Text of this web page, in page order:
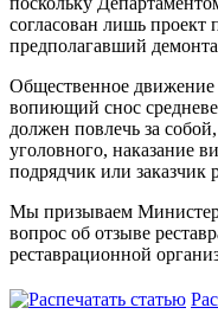
согласован лишь проект
предполагавший
Общественное движение
вопиющий снос
должен повлечь за
уголовного, наказание
подрядчик или заказчик
Мы призываем
вопрос об отзыве
реставрационной